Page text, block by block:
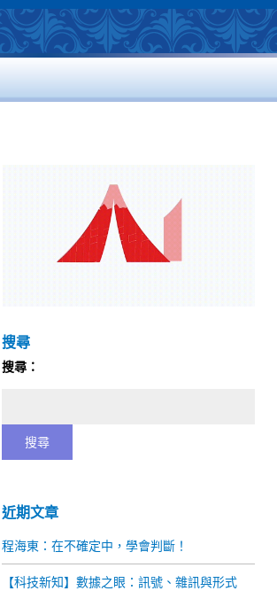
搜尋
搜尋：
近期文章
程海東：在不確定中，學會判斷！
【科技新知】數據之眼：訊號、雜訊與形式